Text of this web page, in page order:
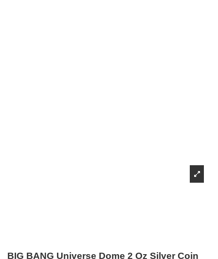
BIG BANG Universe Dome 2 Oz Silver Coin